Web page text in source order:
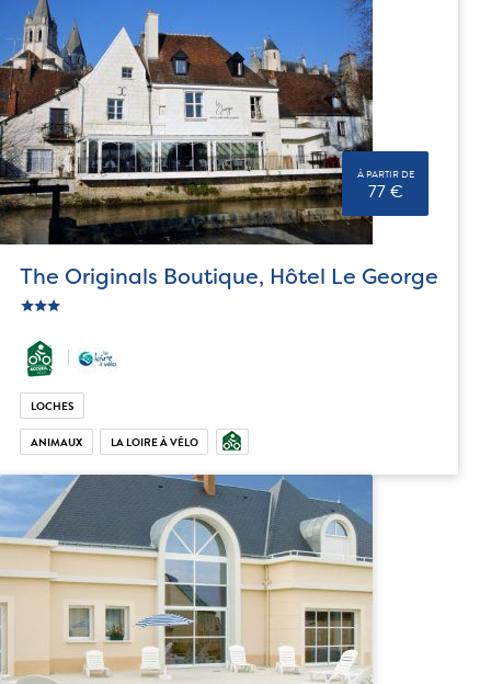
À PARTIR DE
77 €
The Originals Boutique, Hôtel Le George
ic_star
LOCHES
ANIMAUX LA LOIRE À VÉLO